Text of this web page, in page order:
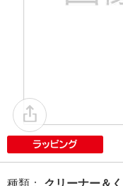
種類 ： クリーナー＆